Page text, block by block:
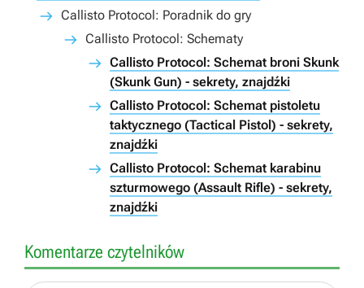
Callisto Protocol: Poradnik do gry
Callisto Protocol: Schematy
Callisto Protocol: Schemat broni Skunk
(Skunk Gun) - sekrety, znajdźki
Callisto Protocol: Schemat pistoletu
taktycznego (Tactical Pistol) - sekrety,
znajdźki
Callisto Protocol: Schemat karabinu
szturmowego (Assault Rifle) - sekrety,
znajdźki
Komentarze czytelników